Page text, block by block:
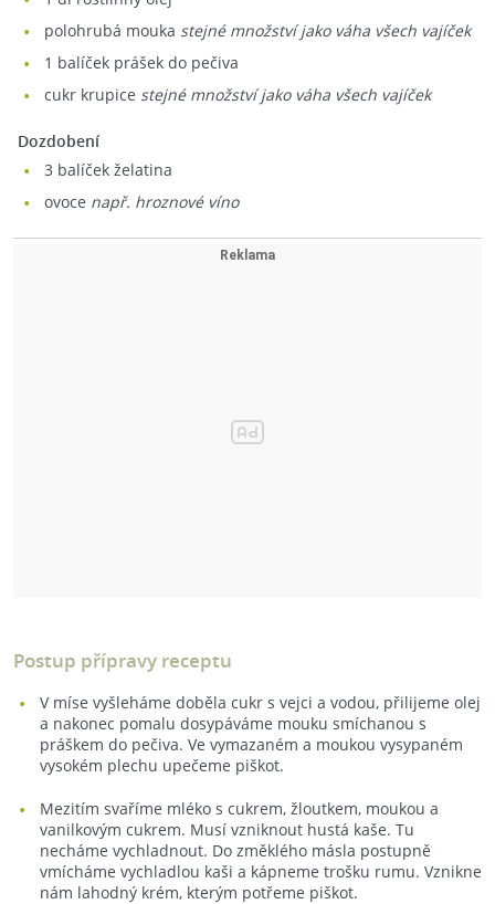
polohrubá mouka stejné množství jako váha všech vajíček
1 balíček prášek do pečiva
cukr krupice stejné množství jako váha všech vajíček
Dozdobení
3 balíček želatina
ovoce např. hroznové víno
Postup přípravy receptu
V míse vyšleháme doběla cukr s vejci a vodou, přilijeme olej
a nakonec pomalu dosypáváme mouku smíchanou s
práškem do pečiva. Ve vymazaném a moukou vysypaném
vysokém plechu upečeme piškot.
Mezitím svaříme mléko s cukrem, žloutkem, moukou a
vanilkovým cukrem. Musí vzniknout hustá kaše. Tu
necháme vychladnout. Do změklého másla postupně
vmícháme vychladlou kaši a kápneme trošku rumu. Vznikne
nám lahodný krém, kterým potřeme piškot.